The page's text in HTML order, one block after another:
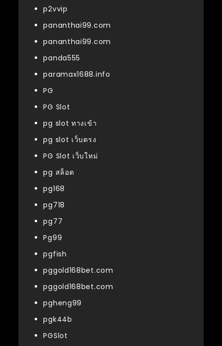
p2vvip
pananthai99.com
pananthai99.com
panda555
paramax1688.info
PG
PG Slot
pg slot ทางเข้า
pg slot เว็บตรง
PG Slot เว็บใหม่
pg สล็อต
pg168
pg718
pg77
Pg99
pgfish
pggold168bet.com
pggold168bet.com
pgheng99
pgk44b
PGSlot